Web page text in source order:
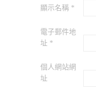
顯示名稱 *
電子郵件地
址 *
個人網站網
址